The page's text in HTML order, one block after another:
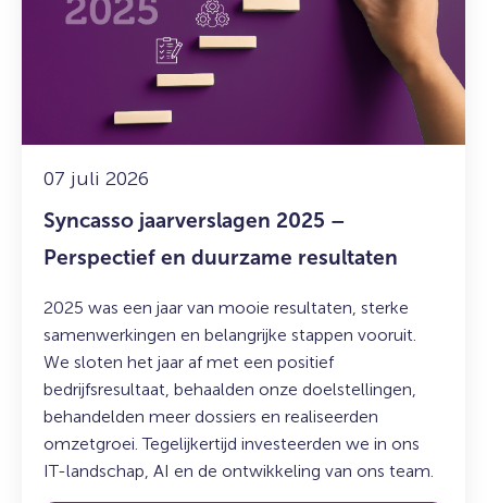
07 juli 2026
Syncasso jaarverslagen 2025 –
Perspectief en duurzame resultaten
2025 was een jaar van mooie resultaten, sterke
samenwerkingen en belangrijke stappen vooruit.
We sloten het jaar af met een positief
bedrijfsresultaat, behaalden onze doelstellingen,
behandelden meer dossiers en realiseerden
omzetgroei. Tegelijkertijd investeerden we in ons
IT-landschap, AI en de ontwikkeling van ons team.
resultaten